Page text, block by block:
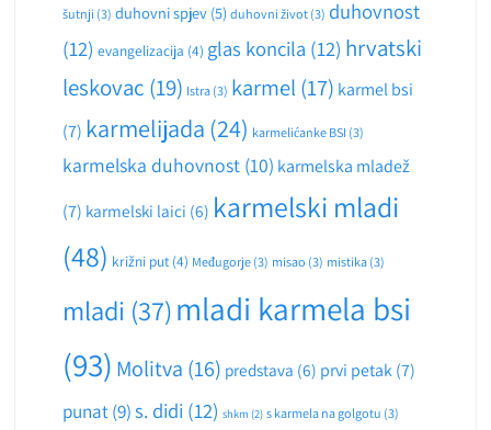
šutnji (3) duhovni spjev(5) duhovni život(3) duhovnost
(12) evangelizacija (4) glas koncila (12) hrvatski
leskovac (19) Istra(3) karmel(17) karmel bsi
(7) karmelijada (24) karmelićanke BSI (3)
karmelska duhovnost(10) karmelska mladež
(7) karmelski laici (6) karmelski mladi
(48) križni put(4) Međugorje(3) misao (3) mistika(3)
mladi (37)mladi karmela bsi
(93) Molitva (16) predstava (6) prvi petak(7)
punat(9)s. didi (12) shkm (2) s karmela na golgotu (3)